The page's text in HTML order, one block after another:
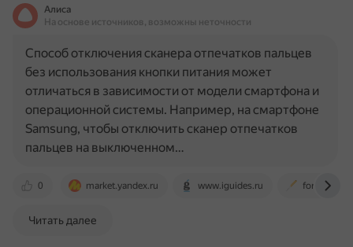
Алиса
На основе источников, возможны неточности
0 market.yandex.ru www.iguides.ru
Способ отключения сканера отпечатков пальцев
без использования кнопки питания может
отличаться в зависимости от модели смартфона и
операционной системы. Например, на смартфоне
Samsung, чтобы отключить сканер отпечатков
пальцев на выключенном…
Читать далее